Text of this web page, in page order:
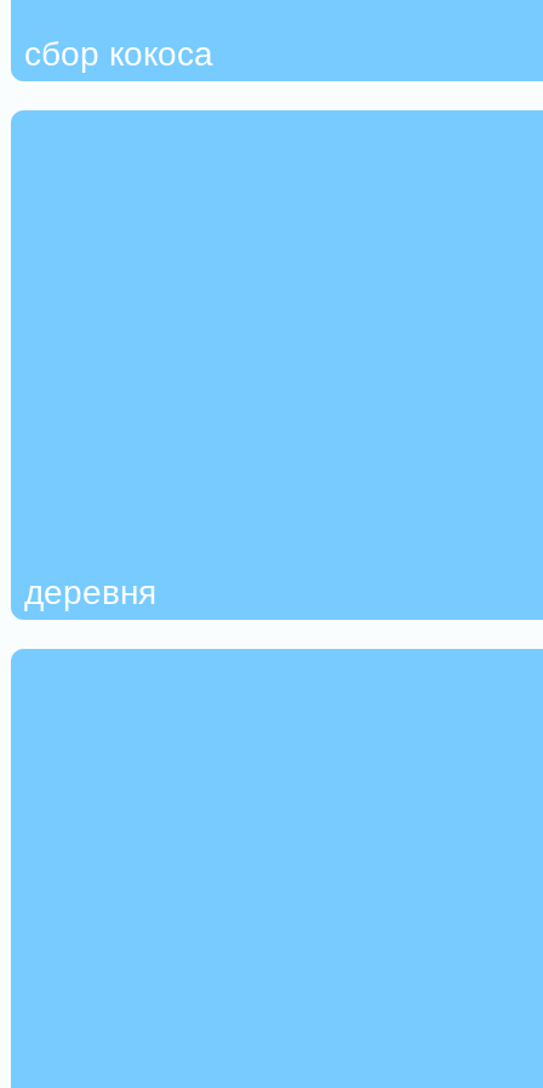
сбор кокоса
деревня